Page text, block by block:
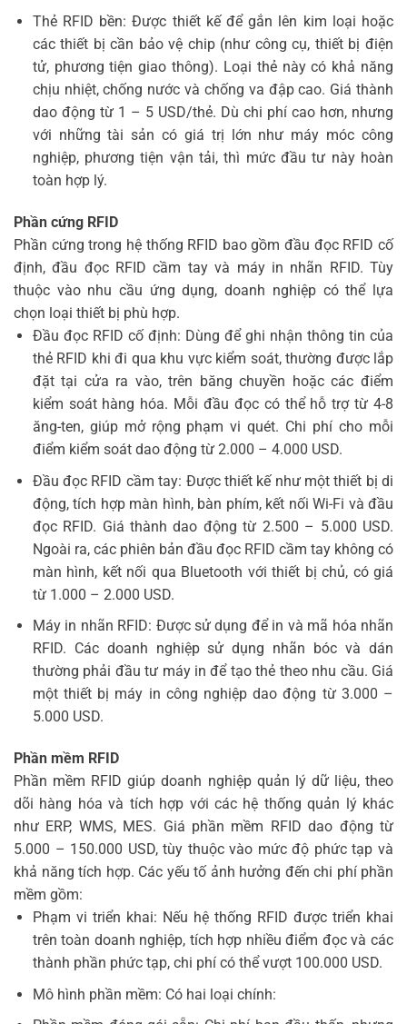
Thẻ RFID bền: Được thiết kế để gắn lên kim loại hoặc
các thiết bị cần bảo vệ chip (như công cụ, thiết bị điện
tử, phương tiện giao thông). Loại thẻ này có khả năng
chịu nhiệt, chống nước và chống va đập cao. Giá thành
dao động từ 1 – 5 USD/thẻ. Dù chi phí cao hơn, nhưng
với những tài sản có giá trị lớn như máy móc công
nghiệp, phương tiện vận tải, thì mức đầu tư này hoàn
toàn hợp lý.
Phần cứng RFID
Phần cứng trong hệ thống RFID bao gồm đầu đọc RFID cố
định, đầu đọc RFID cầm tay và máy in nhãn RFID. Tùy
thuộc vào nhu cầu ứng dụng, doanh nghiệp có thể lựa
chọn loại thiết bị phù hợp.
Đầu đọc RFID cố định: Dùng để ghi nhận thông tin của
thẻ RFID khi đi qua khu vực kiểm soát, thường được lắp
đặt tại cửa ra vào, trên băng chuyền hoặc các điểm
kiểm soát hàng hóa. Mỗi đầu đọc có thể hỗ trợ từ 4-8
ăng-ten, giúp mở rộng phạm vi quét. Chi phí cho mỗi
điểm kiểm soát dao động từ 2.000 – 4.000 USD.
Đầu đọc RFID cầm tay: Được thiết kế như một thiết bị di
động, tích hợp màn hình, bàn phím, kết nối Wi-Fi và đầu
đọc RFID. Giá thành dao động từ 2.500 – 5.000 USD.
Ngoài ra, các phiên bản đầu đọc RFID cầm tay không có
màn hình, kết nối qua Bluetooth với thiết bị chủ, có giá
từ 1.000 – 2.000 USD.
Máy in nhãn RFID: Được sử dụng để in và mã hóa nhãn
RFID. Các doanh nghiệp sử dụng nhãn bóc và dán
thường phải đầu tư máy in để tạo thẻ theo nhu cầu. Giá
một thiết bị máy in công nghiệp dao động từ 3.000 –
5.000 USD.
Phần mềm RFID
Phần mềm RFID giúp doanh nghiệp quản lý dữ liệu, theo
dõi hàng hóa và tích hợp với các hệ thống quản lý khác
như ERP, WMS, MES. Giá phần mềm RFID dao động từ
5.000 – 150.000 USD, tùy thuộc vào mức độ phức tạp và
khả năng tích hợp. Các yếu tố ảnh hưởng đến chi phí phần
mềm gồm:
Phạm vi triển khai: Nếu hệ thống RFID được triển khai
trên toàn doanh nghiệp, tích hợp nhiều điểm đọc và các
thành phần phức tạp, chi phí có thể vượt 100.000 USD.
Mô hình phần mềm: Có hai loại chính: